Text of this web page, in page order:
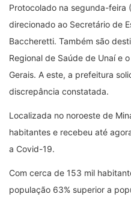
Protocolado na segunda-feira
direcionado ao Secretário de
Baccheretti. Também são
Regional de Saúde de Unaí e
Gerais. A este, a prefeitura
discrepância constatada.
Localizada no noroeste de
habitantes e recebeu até
a Covid-19.
Com cerca de 153 mil
população 63% superior a